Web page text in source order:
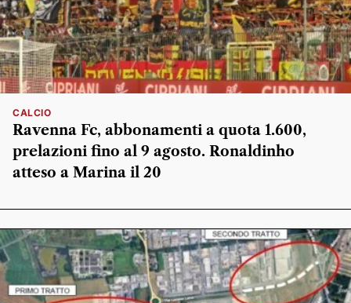
CALCIO
Ravenna Fc, abbonamenti a quota 1.600,
prelazioni fino al 9 agosto. Ronaldinho
atteso a Marina il 20